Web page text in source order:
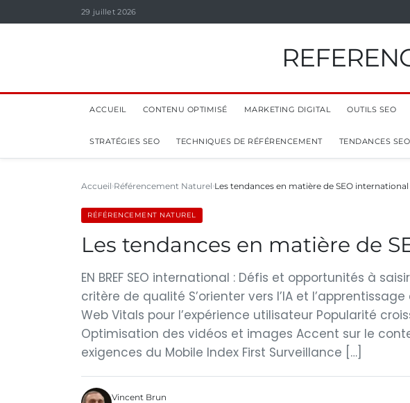
29 juillet 2026
ACCUEIL CONTENU OPTIMISÉ MARKETING DIGITAL OUTILS SEO
STRATÉGIES SEO TECHNIQUES DE RÉFÉRENCEMENT TENDANCES SEO
Accueil Référencement Naturel Les tendances en matière de SEO international
RÉFÉRENCEMENT NATUREL
Les tendances en matière de
EN BREF SEO international : Défis et opportunités à
critère de qualité S’orienter vers l’IA et
Web Vitals pour l’expérience utilisateur Popularité
Optimisation des vidéos et images Accent sur le
exigences du Mobile Index First Surveillance […]
Vincent Brun